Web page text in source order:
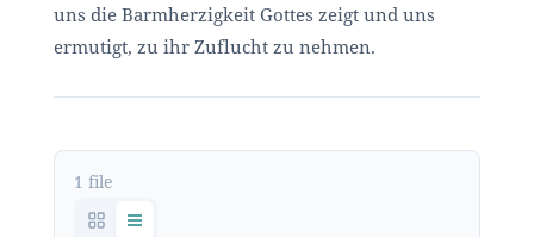
uns die Barmherzigkeit Gottes zeigt und uns
ermutigt, zu ihr Zuflucht zu nehmen.
1 file